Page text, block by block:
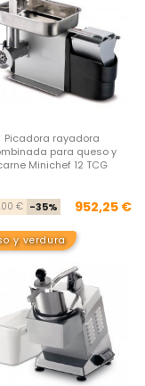
Picadora rayadora
para queso y
Minichef 12 TCG
€ -35% 952,25 €
y verdura